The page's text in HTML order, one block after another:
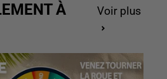
À
Voir plus